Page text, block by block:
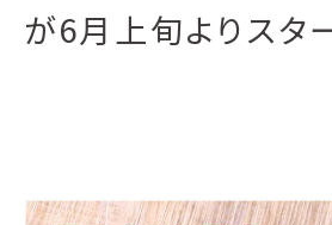
が6月上旬よりスタ